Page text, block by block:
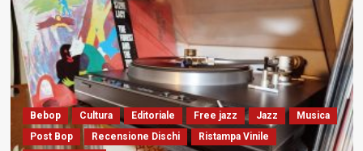
Long
Trip
22»:
Claudio
Fasoli
Samadhi
Quartet
Bebop Cultura Editoriale Free jazz Jazz
Musica
Post Bop
Recensione Dischi
Ristampa Vinile